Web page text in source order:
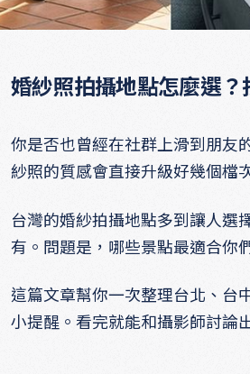
婚紗照拍攝地點怎麼選
你是否也曾經在社群上滑到朋友
紗照的質感會直接升級好幾個檔
台灣的婚紗拍攝地點多到讓人選
有。問題是，哪些景點最適合你
這篇文章幫你一次整理台北、台
小提醒。看完就能和攝影師討論